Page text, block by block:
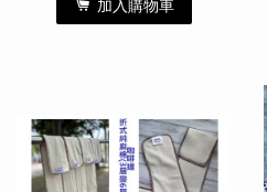
加入購物車